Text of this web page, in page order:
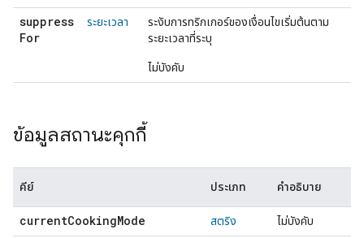
suppress
For
ระยะเวลา
ระงับการทริกเกอร์ของเงื่อนไขเริ่มต้นตาม
ระยะเวลาที่ระบุ
ไม่บังคับ
ข้อมูลสถานะคุกกี้
คีย์ ประเภท คำอธิบาย
currentCookingMode สตริง ไม่บังคับ